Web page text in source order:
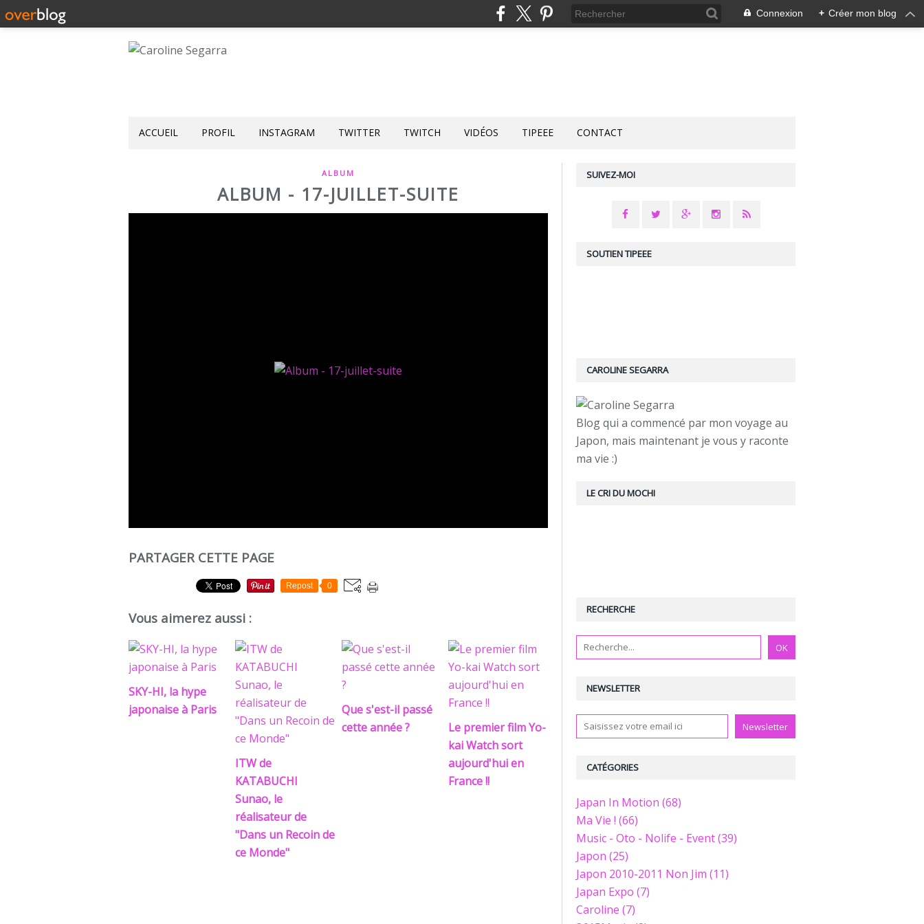
Connexion + Créer mon blog
ACCUEIL PROFIL INSTAGRAM TWITTER TWITCH VIDÉOS TIPEEE CONTACT
ALBUM
ALBUM - 17-JUILLET-SUITE
PARTAGER CETTE PAGE
Repost 0
Vous aimerez aussi :
SKY-HI, la hype
japonaise à Paris
ITW de
KATABUCHI
Sunao, le
réalisateur de
"Dans un Recoin de
ce Monde"
Que s'est-il passé
cette année ?
Le premier film Yo-
kai Watch sort
aujourd'hui en
France !!
NEWSLETTER
SUIVEZ-MOI
RECHERCHE
CAROLINE SEGARRA
Blog qui a commencé par mon voyage au
Japon, mais maintenant je vous y raconte
ma vie :)
CATÉGORIES
Japan In Motion (68)
Ma Vie ! (66)
Music - Oto - Nolife - Event (39)
Japon (25)
Japon 2010-2011 Non Jim (11)
Japan Expo (7)
Caroline (7)
LE CRI DU MOCHI
SOUTIEN TIPEEE